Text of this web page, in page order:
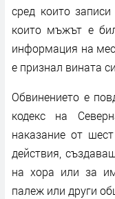
сред които
които мъжът е
информация на
е признал вината
Обвинението е
кодекс на
наказание от
действия,
на хора или за
палеж или други